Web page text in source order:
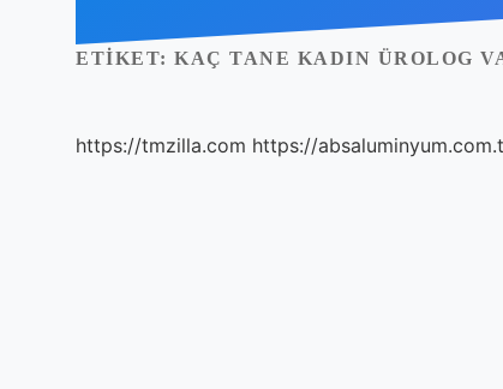
ETIKET: KAÇ TANE KADIN ÜROLOG
https://tmzilla.com https://